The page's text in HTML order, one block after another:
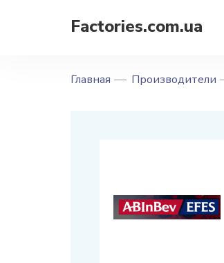
Factories.com.ua
Главная Производители